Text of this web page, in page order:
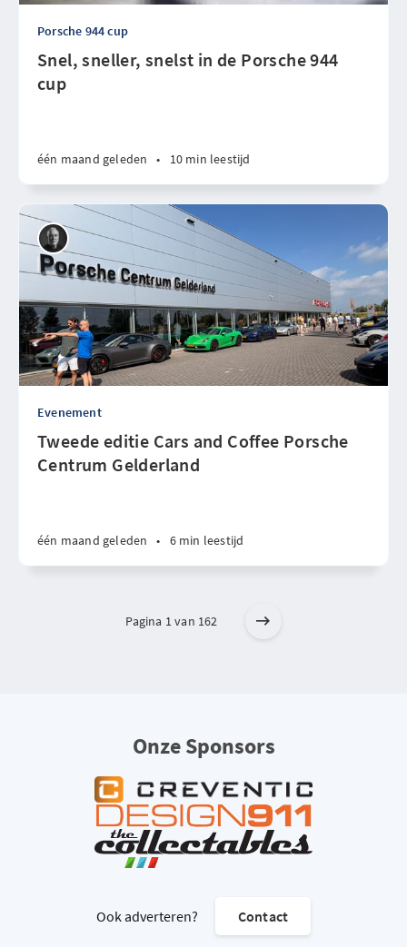
Porsche 944 cup
Snel, sneller, snelst in de Porsche 944
cup
één maand geleden • 10 min leestijd
Evenement
Tweede editie Cars and Coffee Porsche
Centrum Gelderland
één maand geleden • 6 min leestijd
Pagina 1 van 162
Onze Sponsors
Ook adverteren? Contact